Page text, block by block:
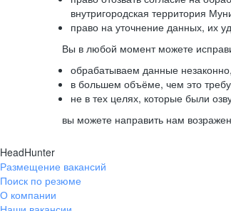
внутригородская территория
право на уточнение данных, их
Вы в любой момент можете
обрабатываем данные незаконно,
в большем объёме, чем это
не в тех целях, которые были
вы можете направить нам
HeadHunter
Размещение вакансий
Поиск по резюме
О компании